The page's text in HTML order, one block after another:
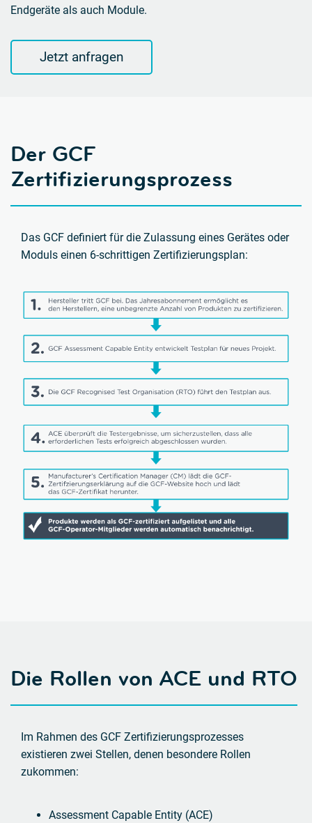
Endgeräte als auch Module.
Jetzt anfragen
Der GCF
Zertifizierungsprozess
Das GCF definiert für die Zulassung eines Gerätes oder
Moduls einen 6-schrittigen Zertifizierungsplan:
Die Rollen von ACE und RTO
Im Rahmen des GCF Zertifizierungsprozesses
existieren zwei Stellen, denen besondere Rollen
zukommen:
Assessment Capable Entity (ACE)